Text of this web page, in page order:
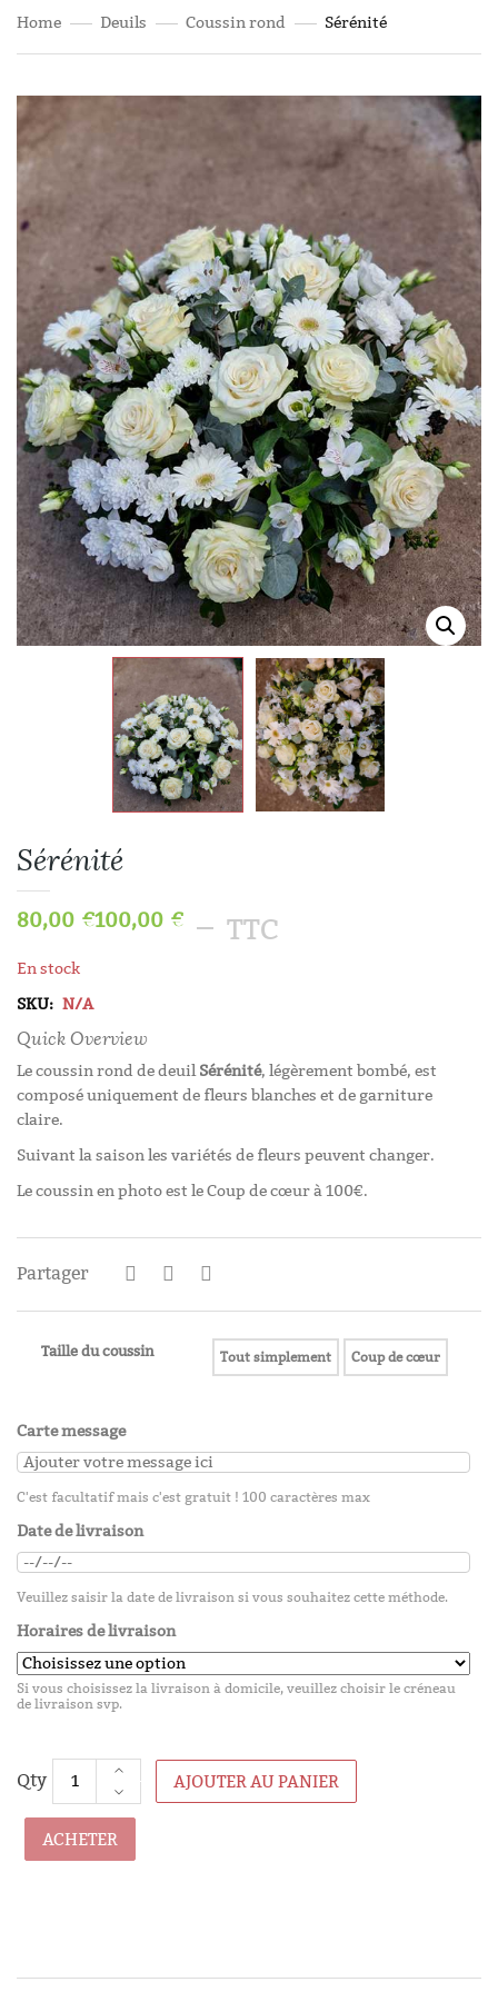
Home Deuils Coussin rond Sérénité
Sérénité
80,00 € –
100,00 € TTC
En stock
SKU: N/A
Quick Overview
Le coussin rond de deuilSérénité, légèrement bombé, est
composé uniquement de fleurs blanches et de garniture
claire.
Suivant la saison les variétés de fleurs peuvent changer.
Le coussin en photo est le Coup de cœur à 100€.
Partager
Taille du coussin Tout simplement Coup de cœur
Carte message
C'est facultatif mais c'est gratuit ! 100 caractères max
Date de livraison
Veuillez saisir la date de livraison si vous souhaitez cette méthode.
Horaires de livraison
Si vous choisissez la livraison à domicile, veuillez choisir le créneau
de livraison svp.
AJOUTER AU PANIER
ACHETER